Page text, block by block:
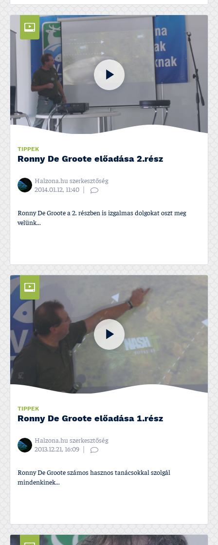
TIPPEK
Ronny De Groote előadása 2.rész
Halzona.hu szerkesztőség
2014.01.12, 11:40
Ronny De Groote a 2. részben is izgalmas dolgokat oszt meg
velünk...
TIPPEK
Ronny De Groote előadása 1.rész
Halzona.hu szerkesztőség
2013.12.21, 16:09
Ronny De Groote számos hasznos tanácsokkal szolgál
mindenkinek...